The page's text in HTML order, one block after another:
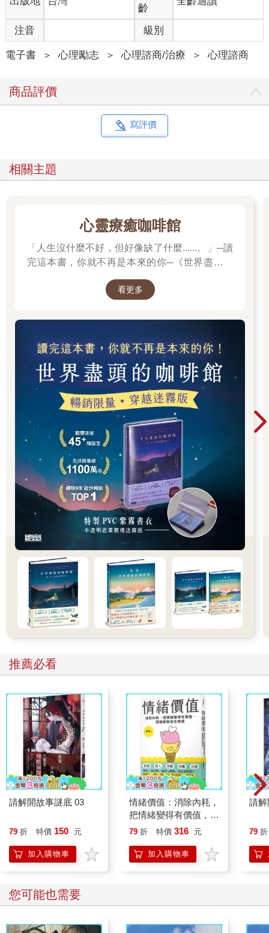
齡
注音 級別
電子書 ＞ 心理勵志 ＞ 心理諮商/治療 ＞ 心理諮商
商品評價
寫評價
相關主題
心靈療癒咖啡館
「人生沒什麼不好，但好像缺了什麼......。」─讀
完這本書，你就不再是本來的你─《世界盡頭的
看更多
推薦必看
請解開故事謎底 03
79 折 特價 150 元
加入購物車
情緒價值：消除內耗，
把情緒變得有價值，跟
誰都能自在相處
79 折 特價 316 元
加入購物車
請解
79 折
您可能也需要